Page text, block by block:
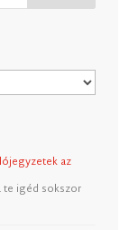
az
te igéd sokszor